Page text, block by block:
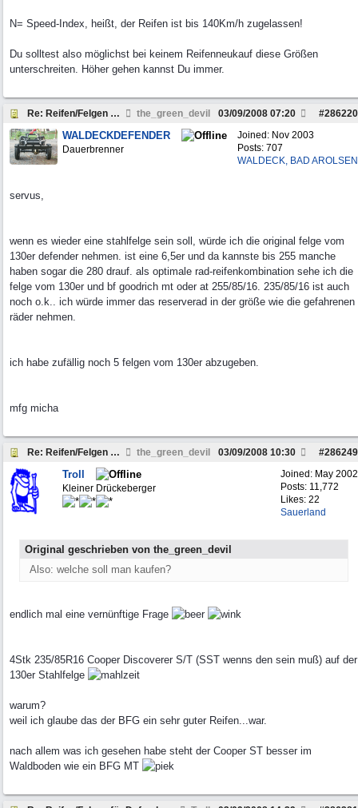
N= Speed-Index, heißt, der Reifen ist bis 140Km/h zugelassen!
Du solltest also möglichst bei keinem Reifenneukauf diese Größen
unterschreiten. Höher gehen kannst Du immer.
Re: Reifen/Felgen für Defender 110 - wer kann helf the_green_devil #286220
03/09/2008 07:20
Joined: Nov 2003
Posts: 707
WALDECK, BAD AROLSEN
WALDECKDEFENDER
Dauerbrenner
servus,
wenn es wieder eine stahlfelge sein soll, würde ich die original felge vom
130er defender nehmen. ist eine 6,5er und da kannste bis 255 manche
haben sogar die 280 drauf. als optimale rad-reifenkombination sehe ich die
felge vom 130er und bf goodrich mt oder at 255/85/16. 235/85/16 ist auch
noch o.k.. ich würde immer das reserverad in der größe wie die gefahrenen
räder nehmen.
ich habe zufällig noch 5 felgen vom 130er abzugeben.
mfg micha
Re: Reifen/Felgen für Defender 110 - wer kann helf the_green_devil #286249
03/09/2008 10:30
Joined: May 2002
Posts: 11,772
Likes: 22
Sauerland
Troll
Kleiner Drückeberger
Original geschrieben von the_green_devil
Also: welche soll man kaufen?
endlich mal eine vernünftige Frage
4Stk 235/85R16 Cooper Discoverer S/T (SST wenns den sein muß) auf der
130er Stahlfelge
warum?
weil ich glaube das der BFG ein sehr guter Reifen...war.
nach allem was ich gesehen habe steht der Cooper ST besser im
Waldboden wie ein BFG MT